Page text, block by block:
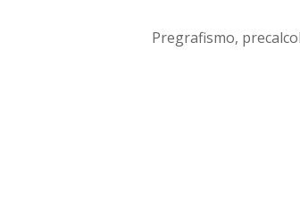
Pregrafismo,